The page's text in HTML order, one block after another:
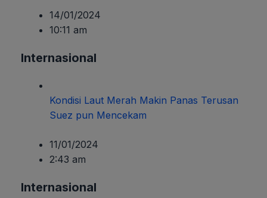
14/01/2024
10:11 am
Internasional
Kondisi Laut Merah Makin Panas Terusan
Suez pun Mencekam
11/01/2024
2:43 am
Internasional